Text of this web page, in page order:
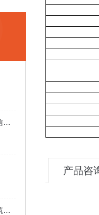
荧光压片机品牌怎么选？口碑好、信誉高的厂家一文看懂
新诺陶瓷纤维管式炉：安全为基，筑牢高温实验防线
产品咨